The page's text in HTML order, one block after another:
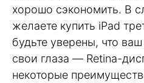
хорошо сэкономить. В
желаете купить iPad
будьте уверены, что
свои глаза — Retina-
некоторые